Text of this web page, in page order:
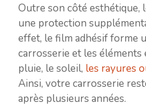
Outre son côté esthétique,
une protection
effet, le film adhésif forme
carrosserie et les éléments
pluie, le soleil, les rayures
Ainsi, votre carrosserie
après plusieurs années.